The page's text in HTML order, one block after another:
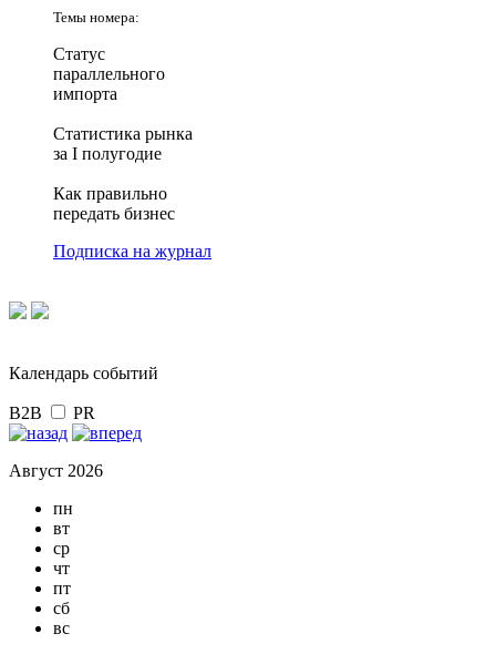
Темы номера:
Статус
параллельного
импорта
Статистика рынка
за I полугодие
Как правильно
передать бизнес
Подписка на журнал
Календарь событий
B2B PR
Август 2026
пн
вт
ср
чт
пт
сб
вс